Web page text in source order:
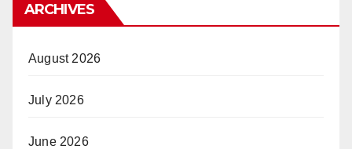
ARCHIVES
August 2026
July 2026
June 2026